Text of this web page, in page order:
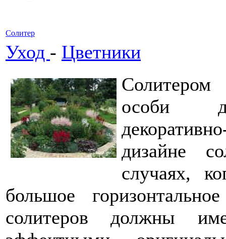
Солитер
Уход - Цветники
Солитером
особи
дизайне
случаях,
большое
солитеров должны